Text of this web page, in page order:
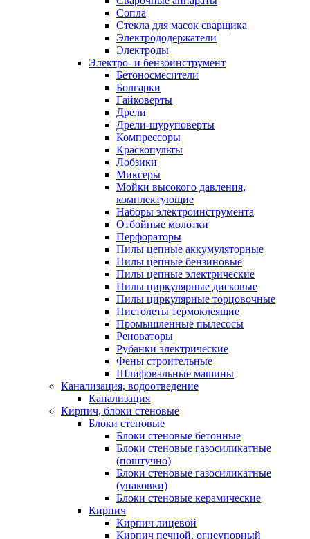
Сопла
Стекла для масок сварщика
Электрододержатели
Электроды
Электро- и бензоинструмент
Бетоносмесители
Болгарки
Гайковерты
Дрели
Дрели-шуруповерты
Компрессоры
Краскопульты
Лобзики
Миксеры
Мойки высокого давления,
комплектующие
Наборы электроинструмента
Отбойные молотки
Перфораторы
Пилы цепные аккумуляторные
Пилы цепные бензиновые
Пилы цепные электрические
Пилы циркулярные дисковые
Пилы циркулярные торцовочные
Пистолеты термоклеящие
Промышленные пылесосы
Реноваторы
Рубанки электрические
Фены строительные
Шлифовальные машины
Канализация, водоотведение
Канализация
Кирпич, блоки стеновые
Блоки стеновые
Блоки стеновые бетонные
Блоки стеновые газосиликатные
(поштучно)
Блоки стеновые газосиликатные
(упаковки)
Блоки стеновые керамические
Кирпич
Кирпич лицевой
Кирпич печной, огнеупорный